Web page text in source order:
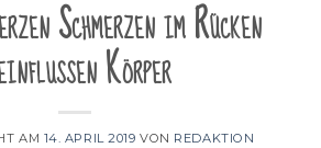
Schmerzen im Rücken
Körper
AM 14. APRIL 2019 VON REDAKTION